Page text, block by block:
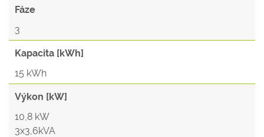
Fáze
3
Kapacita [kWh]
15 kWh
Výkon [kW]
10,8 kW
3x3,6kVA